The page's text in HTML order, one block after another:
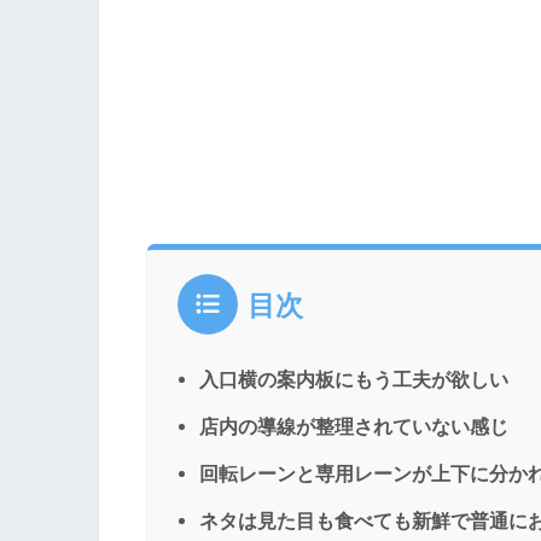
目次
入口横の案内板にもう工夫が欲しい
店内の導線が整理されていない感じ
回転レーンと専用レーンが上下に分か
ネタは見た目も食べても新鮮で普通に